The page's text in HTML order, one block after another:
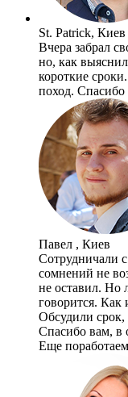
St. Patrick, Киев
Вчера забрал
но, как
короткие
поход. Спасибо
Павел , Киев
Сотрудничали
сомнений не
не оставил. Но
говорится. Как
Обсудили срок,
Спасибо вам, в
Еще